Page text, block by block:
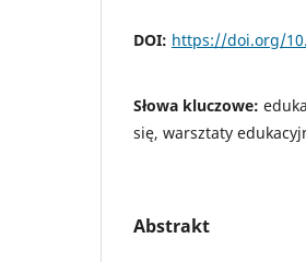
DOI: https://doi.org/
Słowa kluczowe:
się, warsztaty
Abstrakt